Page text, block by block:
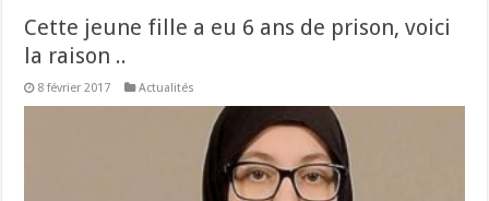
Cette jeune fille a eu 6 ans de prison, voici
la raison ..
8 février 2017 Actualités